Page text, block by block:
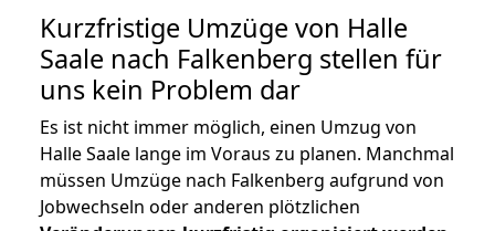
Kurzfristige Umzüge von Halle
Saale nach Falkenberg stellen für
uns kein Problem dar
Es ist nicht immer möglich, einen Umzug von
Halle Saale lange im Voraus zu planen. Manchmal
müssen Umzüge nach Falkenberg aufgrund von
Jobwechseln oder anderen plötzlichen